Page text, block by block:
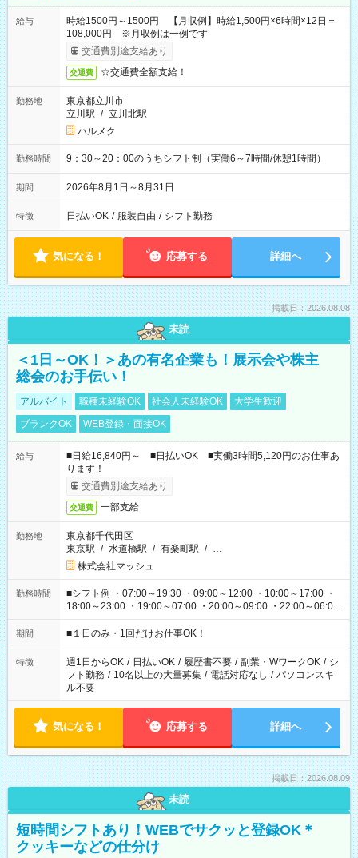
給与
時給1500円～1500円 【月収例】時給1,500円×6時間×12日＝
108,000円 ※月収例は一例です
交通費別途支給あり
交通費 ☆交通費全額支給！
勤務地
東京都立川市
立川駅 / 立川北駅
ハルメク
勤務時間 9：30～20：00のうちシフト制（実働6～7時間/休憩1時間）
期間 2026年8月1日～8月31日
特徴 日払いOK / 服装自由 / シフト勤務
気になる！ 応募する 詳細へ
掲載日：2026.08.08
未読
＜1日～OK！＞あの有名企業も！展示会や株主
総会のお手伝い！
アルバイト 職種未経験OK 社会人未経験OK
大学生歓迎
ブランクOK
WEB登録・面接OK
給与
■日給16,840円～ ■日払いOK ■実働3時間5,120円のお仕事あ
ります！
交通費別途支給あり
交通費 一部支給
勤務地
東京都千代田区
東京駅 / 水道橋駅 / 有楽町駅 / …
株式会社マッシュ
勤務時間
■シフト例 ・07:00～19:30 ・09:00～12:00 ・10:00～17:00 ・
18:00～23:00 ・19:00～07:00 ・20:00～09:00 ・22:00～06:00
etc ★最短で3時間で5,120円のお仕事から 15時間で2万円近く稼
げるお仕事も！ ご希望のお時間に合わせてご紹介！ ※シフトは
ください！
期間 ■１日のみ・1回だけお仕事OK！
特徴 週1日からOK / 日払いOK / 履歴書不要 / 副業・WワークOK / シ
フト勤務 / 10名以上の大量募集 / 電話対応なし / パソコンスキ
ル不要
気になる！ 応募する 詳細へ
掲載日：2026.08.09
未読
短時間シフトあり！WEBでサクッと登録OK＊
クッキーなどの仕分け